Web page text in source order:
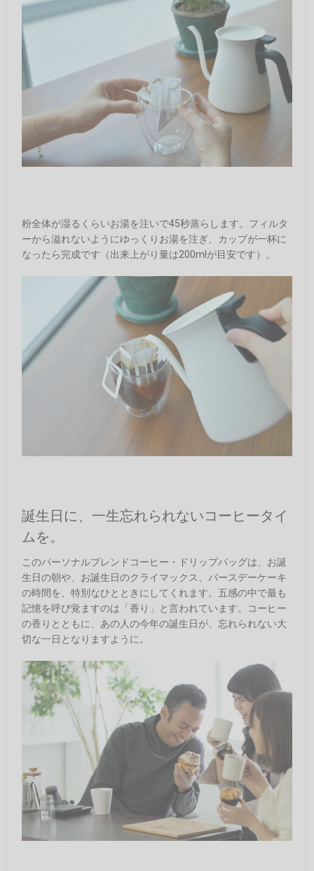
粉全体が湿るくらいお湯を注いで45秒蒸らします。フィルタ
ーから溢れないようにゆっくりお湯を注ぎ、カップが一杯に
なったら完成です（出来上がり量は200mlが目安です）。
誕生日に、一生忘れられないコーヒータイ
ムを。
このパーソナルブレンドコーヒー・ドリップバッグは、お誕
生日の朝や、お誕生日のクライマックス、バースデーケーキ
の時間を、特別なひとときにしてくれます。五感の中で最も
記憶を呼び覚ますのは「香り」と言われています。コーヒー
の香りとともに、あの人の今年の誕生日が、忘れられない大
切な一日となりますように。